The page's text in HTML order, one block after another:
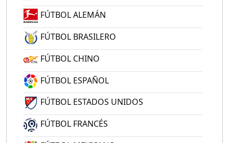
FÚTBOL ALEMÁN
FÚTBOL BRASILERO
FÚTBOL CHINO
FÚTBOL ESPAÑOL
FÚTBOL ESTADOS UNIDOS
FÚTBOL FRANCÉS